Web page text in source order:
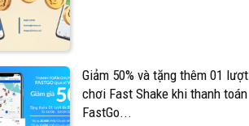
Giảm 50% và tặng thêm 01 lượt
chơi Fast Shake khi thanh toán
FastGo...